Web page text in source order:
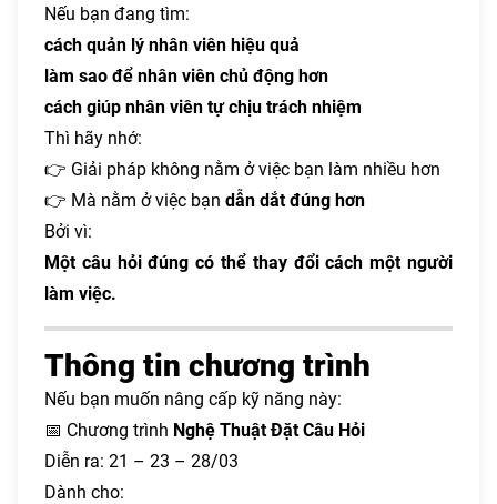
Nếu bạn đang tìm:
cách quản lý nhân viên hiệu quả
làm sao để nhân viên chủ động hơn
cách giúp nhân viên tự chịu trách nhiệm
Thì hãy nhớ:
👉 Giải pháp không nằm ở việc bạn làm nhiều hơn
👉 Mà nằm ở việc bạn dẫn dắt đúng hơn
Bởi vì:
Một câu hỏi đúng có thể thay đổi cách một người
làm việc.
Thông tin chương trình
Nếu bạn muốn nâng cấp kỹ năng này:
📅 Chương trình Nghệ Thuật Đặt Câu Hỏi
Diễn ra: 21 – 23 – 28/03
Dành cho: